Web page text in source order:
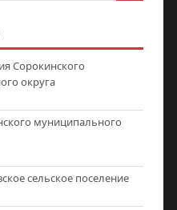
Сорокинского
округа
муниципального
сельское поселение